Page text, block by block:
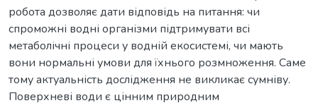
робота дозволяє дати відповідь на питання: чи
спроможні водні організми підтримувати всі
метаболічні процеси у водній екосистемі, чи мають
вони нормальні умови для їхнього розмноження. Саме
тому актуальність дослідження не викликає сумніву.
Поверхневі води є цінним природним